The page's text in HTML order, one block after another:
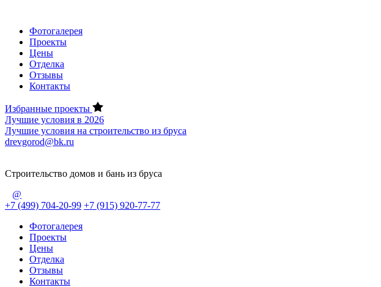
Фотогалерея
Проекты
Цены
Отделка
Отзывы
Контакты
Избранные проекты
Лучшие условия в 2026
Лучшие условия на строительство из бруса
drevgorod@bk.ru
Строительство домов и бань из бруса
@
+7 (499) 704-20-99 +7 (915) 920-77-77
Фотогалерея
Проекты
Цены
Отделка
Отзывы
Контакты